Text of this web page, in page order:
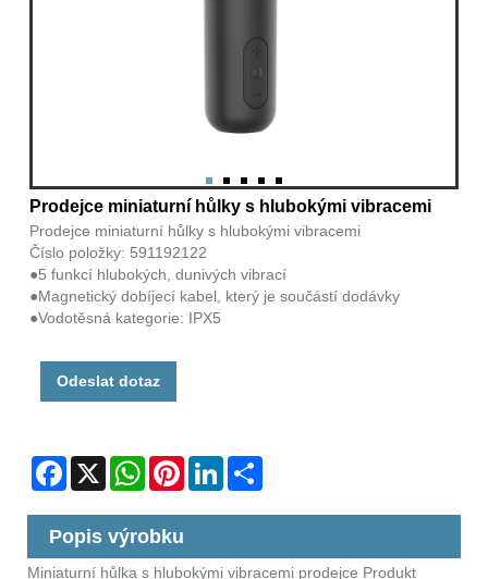
Prodejce miniaturní hůlky s hlubokými vibracemi
Prodejce miniaturní hůlky s hlubokými vibracemi
Číslo položky: 591192122
●5 funkcí hlubokých, dunivých vibrací
●Magnetický dobíjecí kabel, který je součástí dodávky
●Vodotěsná kategorie: IPX5
Odeslat dotaz
Facebook
X WhatsAppPinterestLinkedIn
Popis výrobku
Miniaturní hůlka s hlubokými vibracemi prodejce Produkt